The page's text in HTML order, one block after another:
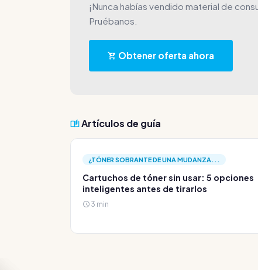
¡Nunca habías vendido material de
Pruébanos.
Obtener oferta ahora
Artículos de guía
¿TÓNER SOBRANTE DE UNA MUDANZA...
Cartuchos de tóner sin usar: 5 opciones
inteligentes antes de tirarlos
3 min